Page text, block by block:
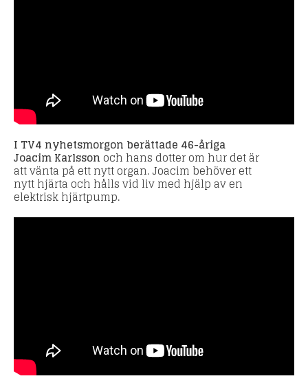
I TV4 nyhetsmorgon berättade 46-åriga
Joacim Karlsson och hans dotter om hur det är
att vänta på ett nytt organ. Joacim behöver ett
nytt hjärta och hålls vid liv med hjälp av en
elektrisk hjärtpump.